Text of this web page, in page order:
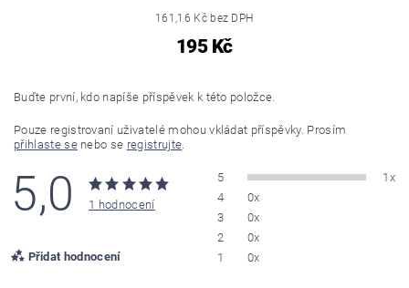
161,16 Kč bez DPH
195 Kč
Buďte první, kdo napíše příspěvek k této položce.
Pouze registrovaní uživatelé mohou vkládat příspěvky. Prosím
přihlaste senebo se registrujte
5,0 1 hodnocení
Přidat hodnocení
5
1x
4
0x
3
0x
2
0x
1
0x